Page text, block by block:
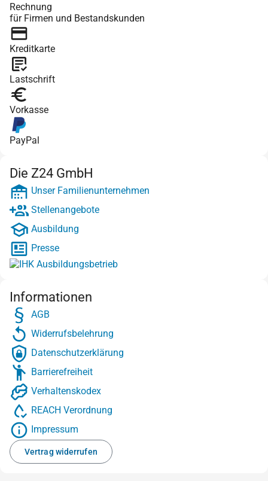
Rechnung
für Firmen und Bestandskunden
Kreditkarte
Lastschrift
Vorkasse
PayPal
Die Z24 GmbH
Unser Familienunternehmen
Stellenangebote
Ausbildung
Presse
Informationen
AGB
Widerrufsbelehrung
Datenschutzerklärung
Barrierefreiheit
Verhaltenskodex
REACH Verordnung
Impressum
Vertrag widerrufen